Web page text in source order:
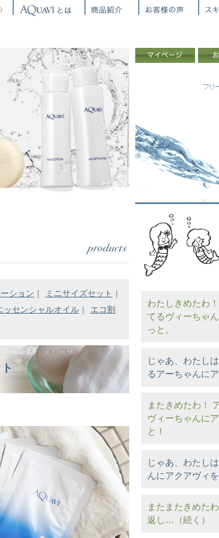
ション ｜ ミニサイズセット ｜
ッセンシャルオイル ｜
エコ割
わたしきめたわ
てるヴィーちゃ
っと。
じゃあ、わたし
るアーちゃんに
またきめたわ！
ヴィーちゃんに
と！
じゃあ、わたし
んにアクアヴィ
またまたきめた
返し…（続く）